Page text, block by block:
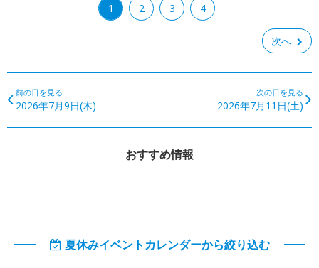
1 2 3 4
次へ
前の日を見る
2026年7月9日(木)
次の日を見る
2026年7月11日(土)
おすすめ情報
夏休みイベントカレンダーから絞り込む